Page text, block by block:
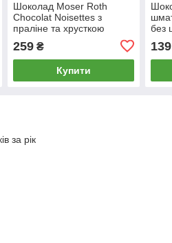
Шоколад Moser Roth
Chocolat Noisettes з
праліне та хрусткою
259₴
Купити
без
139
за рік